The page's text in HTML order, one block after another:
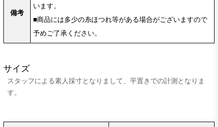
備考
います。
■商品には多少の糸ほつれ等がある場合がございますので
予めご了承ください。
サイズ
スタッフによる素人採寸となりまして、平置きでの計測となりま
す。